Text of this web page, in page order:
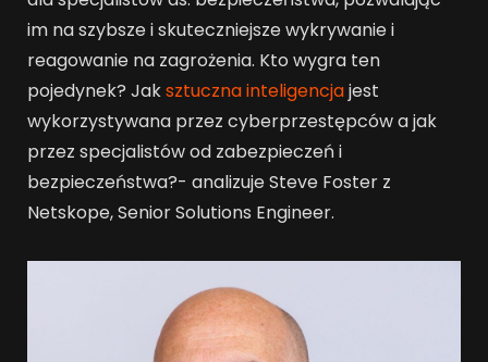
im na szybsze i skuteczniejsze wykrywanie i
reagowanie na zagrożenia. Kto wygra ten
pojedynek? Jaksztuczna inteligencjajest
wykorzystywana przez cyberprzestępców a jak
przez specjalistów od zabezpieczeń i
bezpieczeństwa?- analizuje Steve Foster z
Netskope, Senior Solutions Engineer.